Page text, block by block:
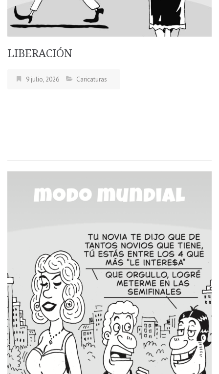
LIBERACIÓN
9 julio, 2026 Caricaturas